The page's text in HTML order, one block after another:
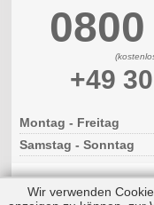
+49
Montag - Freitag
Samstag - Sonntag
Wir verwenden